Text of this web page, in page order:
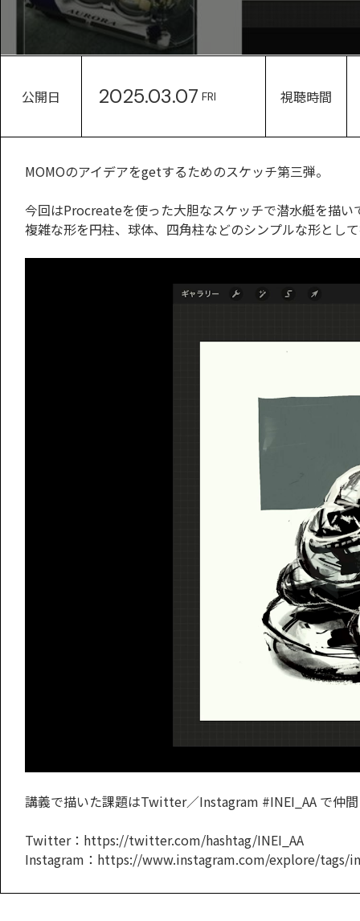
公開日 2025.03.07 FRI 視聴時間
MOMOのアイデアをgetするためのスケッチ第三弾。
今回はProcreateを使った大胆なスケッチで潜水艇を描い
複雑な形を円柱、球体、四角柱などのシンプルな形とし
講義で描いた課題はTwitter／Instagram #INEI_AA で仲
Twitter：https://twitter.com/hashtag/INEI_AA
Instagram：https://www.instagram.com/explore/tags/